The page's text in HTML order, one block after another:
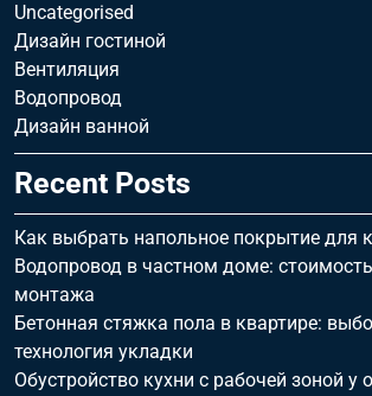
Uncategorised
Дизайн гостиной
Вентиляция
Водопровод
Дизайн ванной
Recent Posts
Как выбрать напольное покрытие для
Водопровод в частном доме:
монтажа
Бетонная стяжка пола в квартире:
технология укладки
Обустройство кухни с рабочей зоной у